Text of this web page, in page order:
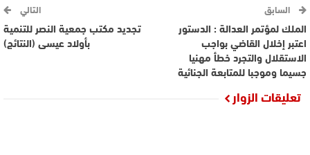
السابق
الملك لمؤتمر العدالة : الدستور
اعتبر إخلال القاضي بواجب
الاستقلال والتجرد خطأ مهنيا
جسيما وموجبا للمتابعة الجنائية
التالي
تجديد مكتب جمعية النصر للتنمية
بأولاد عيسى (النتائج)
تعليقات الزوار